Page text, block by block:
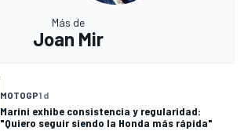
Más de
Joan Mir
MOTOGP1 d
Marini exhibe consistencia y regularidad:
"Quiero seguir siendo la Honda más rápida"